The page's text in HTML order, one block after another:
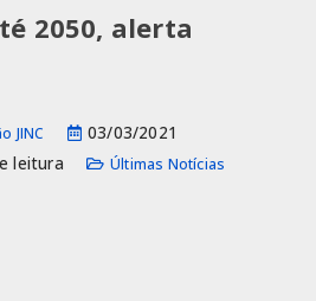
2050, alerta
JINC
03/03/2021
leitura
Últimas Notícias